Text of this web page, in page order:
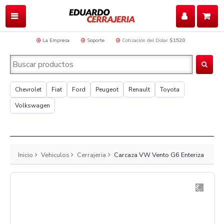
La Empresa Soporte Cotización del Dolar $1520
Chevrolet Fiat Ford Peugeot Renault
Toyota
Volkswagen
Inicio Vehiculos Cerrajeria Carcaza VW Vento G6 Enteriza